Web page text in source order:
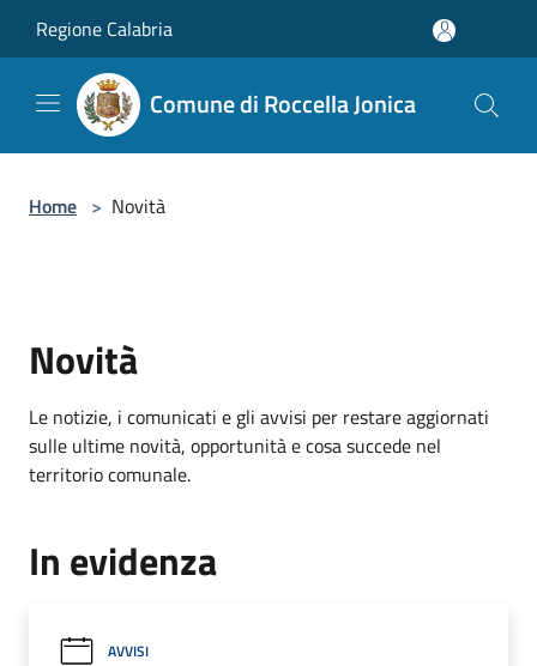
Regione Calabria
Comune di Roccella Jonica
Home > Novità
Novità
Le notizie, i comunicati e gli avvisi per restare aggiornati
sulle ultime novità, opportunità e cosa succede nel
territorio comunale.
In evidenza
AVVISI